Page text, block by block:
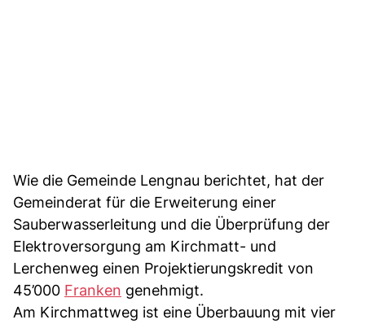
Wie die Gemeinde Lengnau berichtet, hat der
Gemeinderat für die Erweiterung einer
Sauberwasserleitung und die Überprüfung der
Elektroversorgung am Kirchmatt- und
Lerchenweg einen Projektierungskredit von
45’000 Franken genehmigt.
Am Kirchmattweg ist eine Überbauung mit vier